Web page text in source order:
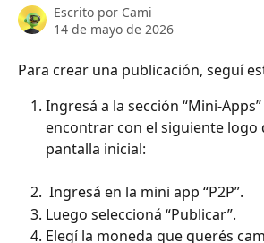
Escrito por Cami
14 de mayo de 2026
Para crear una publicación, seguí
Ingresá a la sección “Mini-
encontrar con el siguiente logo
pantalla inicial:
Ingresá en la mini app “P2P”.
Luego seleccioná “Publicar”.
Elegí la moneda que querés